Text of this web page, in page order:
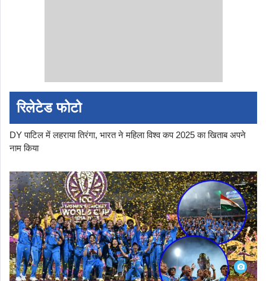
रिलेटेड फोटो
DY पाटिल में लहराया तिरंगा, भारत ने महिला विश्व कप 2025 का खिताब अपने
नाम किया